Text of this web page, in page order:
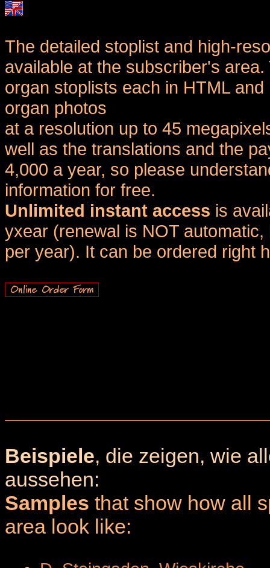
The detailed stoplist and high-
available at the subscriber's
organ stoplists each in HTML
organ photos
at a resolution up to 45
well as the translations and the
4,000 a year, so please
information for free.
Unlimited instant access is
yxear (renewal is NOT
per year). It can be ordered right
Beispiele, die zeigen, wie
aussehen:
Samples that show how all
area look like: